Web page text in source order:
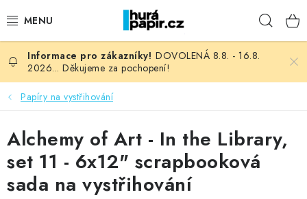
na
NOVINKY
HURÁ DÍLNA
VŠECHNO ZBOŽÍ
KNIHAŘSKÝ MATERIÁL
DOVOLENÁ 8.8. - 16.8.
2026... Děkujeme za pochopení!
Papíry na vystřihování
Alchemy of Art - In the Library,
set 11 - 6x12" scrapbooková
sada na vystřihování